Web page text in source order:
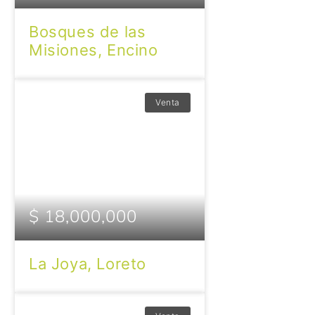
Bosques de las
Misiones, Encino
Venta
$ 18,000,000
La Joya, Loreto